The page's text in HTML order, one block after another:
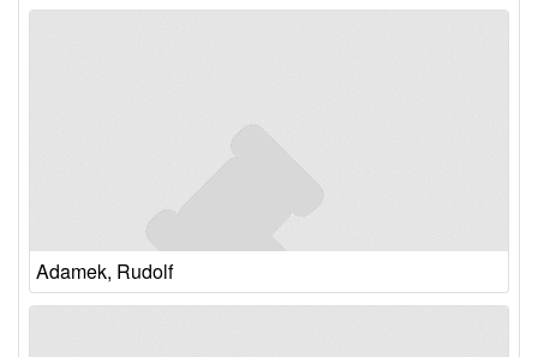
Adamek, Rudolf